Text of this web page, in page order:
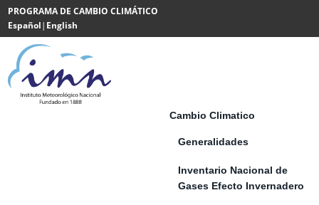
Saltar al contenido
PROGRAMA DE CAMBIO CLIMÁTICO
Español| English
Powered
by
Translate
Cambio Climatico
Generalidades
Inventario Nacional de
Gases Efecto Invernadero